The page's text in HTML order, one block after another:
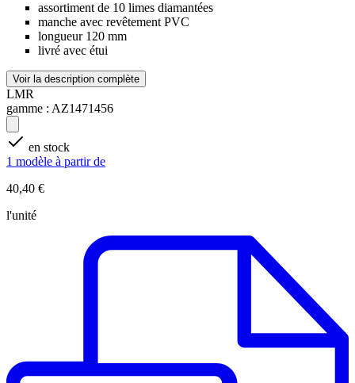
assortiment de 10 limes diamantées
manche avec revêtement PVC
longueur 120 mm
livré avec étui
Voir la description complète
LMR
gamme : AZ1471456
en stock
1 modèle à partir de
40,40 €
l'unité